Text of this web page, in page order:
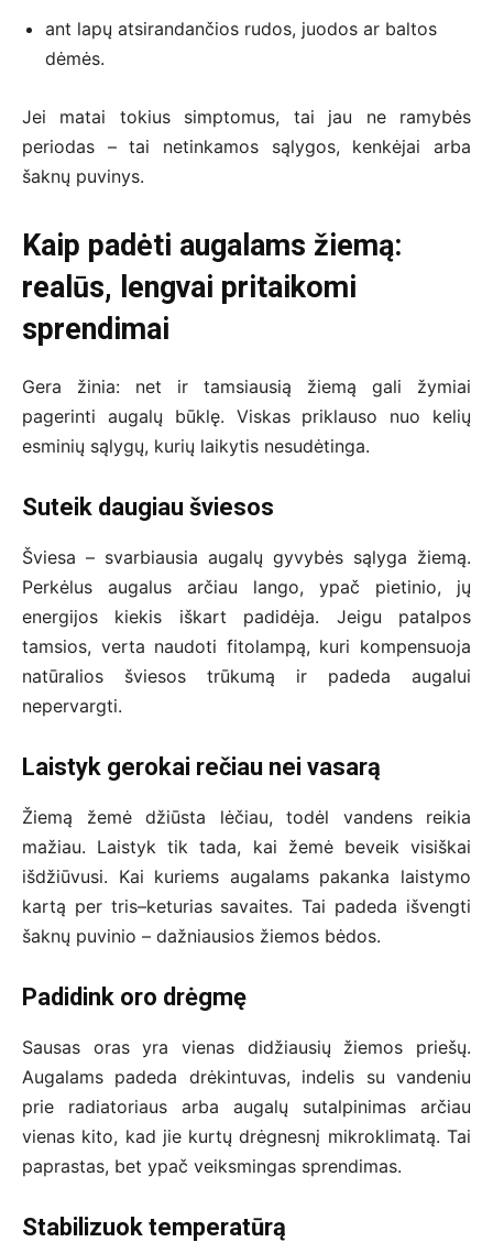
ant lapų atsirandančios rudos, juodos ar baltos
dėmės.
Jei matai tokius simptomus, tai jau ne ramybės
periodas – tai netinkamos sąlygos, kenkėjai arba
šaknų puvinys.
Kaip padėti augalams žiemą:
realūs, lengvai pritaikomi
sprendimai
Gera žinia: net ir tamsiausią žiemą gali žymiai
pagerinti augalų būklę. Viskas priklauso nuo kelių
esminių sąlygų, kurių laikytis nesudėtinga.
Suteik daugiau šviesos
Šviesa – svarbiausia augalų gyvybės sąlyga žiemą.
Perkėlus augalus arčiau lango, ypač pietinio, jų
energijos kiekis iškart padidėja. Jeigu patalpos
tamsios, verta naudoti fitolampą, kuri kompensuoja
natūralios šviesos trūkumą ir padeda augalui
nepervargti.
Laistyk gerokai rečiau nei vasarą
Žiemą žemė džiūsta lėčiau, todėl vandens reikia
mažiau. Laistyk tik tada, kai žemė beveik visiškai
išdžiūvusi. Kai kuriems augalams pakanka laistymo
kartą per tris–keturias savaites. Tai padeda išvengti
šaknų puvinio – dažniausios žiemos bėdos.
Padidink oro drėgmę
Sausas oras yra vienas didžiausių žiemos priešų.
Augalams padeda drėkintuvas, indelis su vandeniu
prie radiatoriaus arba augalų sutalpinimas arčiau
vienas kito, kad jie kurtų drėgnesnį mikroklimatą. Tai
paprastas, bet ypač veiksmingas sprendimas.
Stabilizuok temperatūrą